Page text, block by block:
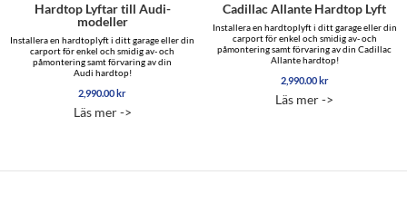
Hardtop Lyftar till Audi-
modeller
Installera en hardtoplyft i ditt garage eller din
carport för enkel och smidig av- och
påmontering samt förvaring av din
Audi hardtop!
2,990.00 kr
Läs mer ->
Cadillac Allante Hardtop Lyft
Installera en hardtoplyft i ditt garage eller din
carport för enkel och smidig av- och
påmontering samt förvaring av din Cadillac
Allante hardtop!
2,990.00 kr
Läs mer ->